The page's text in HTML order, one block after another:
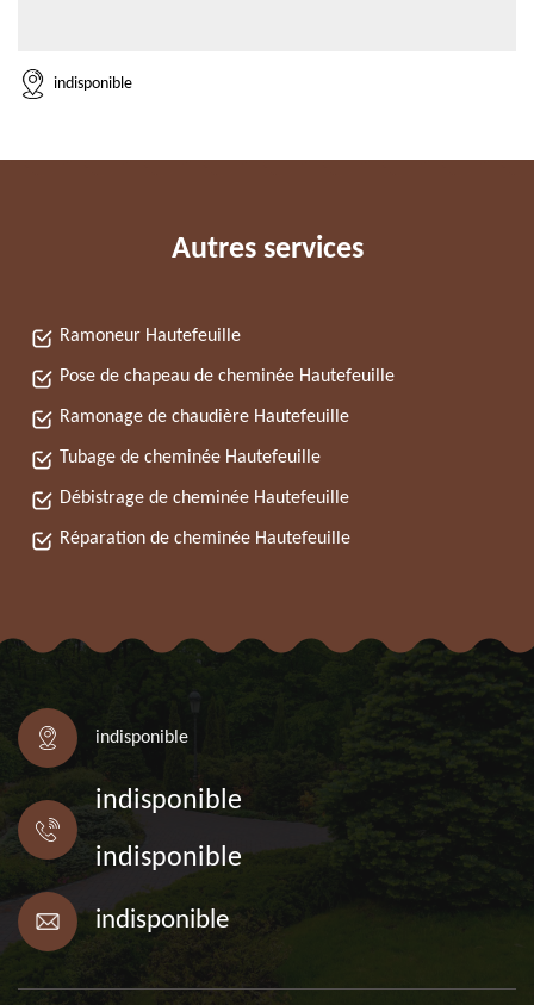
indisponible
Autres services
Ramoneur Hautefeuille
Pose de chapeau de cheminée Hautefeuille
Ramonage de chaudière Hautefeuille
Tubage de cheminée Hautefeuille
Débistrage de cheminée Hautefeuille
Réparation de cheminée Hautefeuille
indisponible
indisponible
indisponible
indisponible